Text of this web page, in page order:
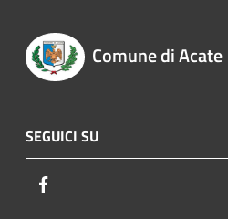
Comune di Acate
SEGUICI SU